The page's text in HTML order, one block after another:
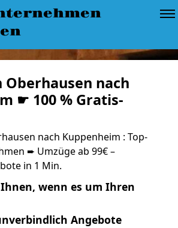
Oberhausen nach
☛ 100 % Gratis-
nach Kuppenheim : Top-
➨ Umzüge ab 99€ –
in 1 Min.
wenn es um Ihren
Angebote